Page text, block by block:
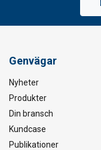
Genvägar
Nyheter
Produkter
Din bransch
Kundcase
Publikationer